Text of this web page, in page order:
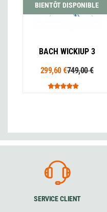
BIENTÔT DISPONIBLE
BACH WICKIUP 3
299,60 €749,00 €
SERVICE CLIENT